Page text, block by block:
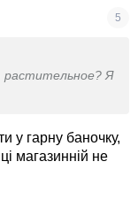
5
растительное? Я
у гарну баночку,
магазинній не